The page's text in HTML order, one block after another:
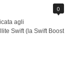
0
agli
Swift (la Swift Boost